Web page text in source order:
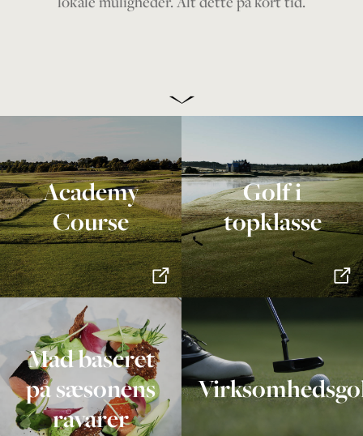
Academy
Course
Golf i
topklasse
Mad baseret
på sæsonens
råvarer